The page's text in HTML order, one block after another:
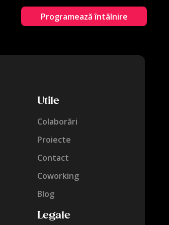
Programează întâlnire
Utile
Colaborări
Proiecte
Contact
Coworking
Blog
Legale